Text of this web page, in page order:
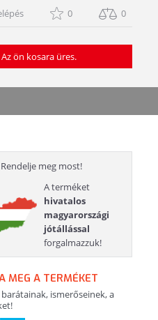
0 0
Az ön kosara üres.
Rendelje meg most!
A terméket
hivatalos
magyarországi
jótállással
forgalmazzuk!
MEG A TERMÉKET
ismerőseinek, a